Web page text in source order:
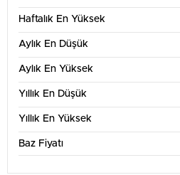
Haftalık En Yüksek
Aylık En Düşük
Aylık En Yüksek
Yıllık En Düşük
Yıllık En Yüksek
Baz Fiyatı